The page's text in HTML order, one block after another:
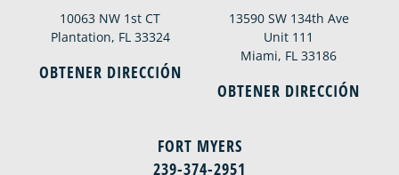
10063 NW 1st CT
Plantation, FL 33324
OBTENER DIRECCIÓN
13590 SW 134th Ave
Unit 111
Miami, FL 33186
OBTENER DIRECCIÓN
FORT MYERS
239-374-2951